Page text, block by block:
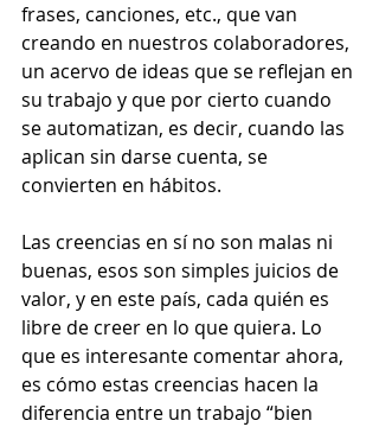
frases, canciones, etc., que van
creando en nuestros colaboradores,
un acervo de ideas que se reflejan en
su trabajo y que por cierto cuando
se automatizan, es decir, cuando las
aplican sin darse cuenta, se
convierten en hábitos.
Las creencias en sí no son malas ni
buenas, esos son simples juicios de
valor, y en este país, cada quién es
libre de creer en lo que quiera. Lo
que es interesante comentar ahora,
es cómo estas creencias hacen la
diferencia entre un trabajo “bien